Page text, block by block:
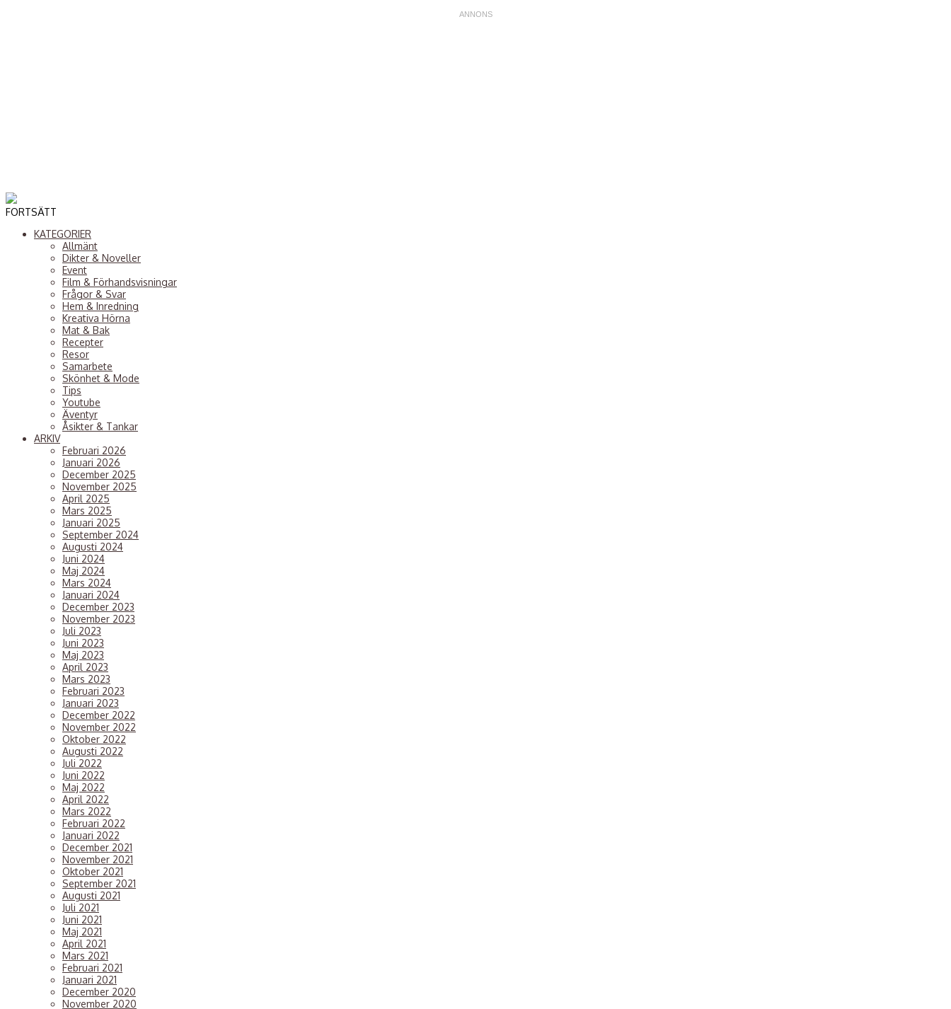
FORTSÄTT
KATEGORIER
Allmänt
Dikter & Noveller
Event
Film & Förhandsvisningar
Frågor & Svar
Hem & Inredning
Kreativa Hörna
Mat & Bak
Recepter
Resor
Samarbete
Skönhet & Mode
Tips
Youtube
Äventyr
Åsikter & Tankar
ARKIV
Februari 2026
Januari 2026
December 2025
November 2025
April 2025
Mars 2025
Januari 2025
September 2024
Augusti 2024
Juni 2024
Maj 2024
Mars 2024
Januari 2024
December 2023
November 2023
Juli 2023
Juni 2023
Maj 2023
April 2023
Mars 2023
Februari 2023
Januari 2023
December 2022
November 2022
Oktober 2022
Augusti 2022
Juli 2022
Juni 2022
Maj 2022
April 2022
Mars 2022
Februari 2022
Januari 2022
December 2021
November 2021
Oktober 2021
September 2021
Augusti 2021
Juli 2021
Juni 2021
Maj 2021
April 2021
Mars 2021
Februari 2021
Januari 2021
December 2020
November 2020